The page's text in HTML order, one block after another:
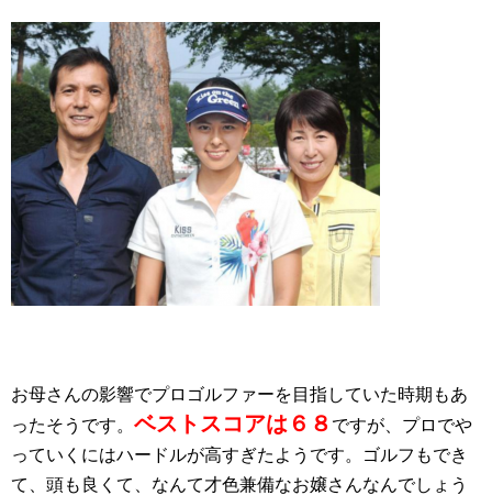
お母さんの影響でプロゴルファーを目指していた時期もあ
ったそうです。 ベストスコアは６８ ですが、プロでや
っていくにはハードルが高すぎたようです。ゴルフもでき
て、頭も良くて、なんて才色兼備なお嬢さんなんでしょう